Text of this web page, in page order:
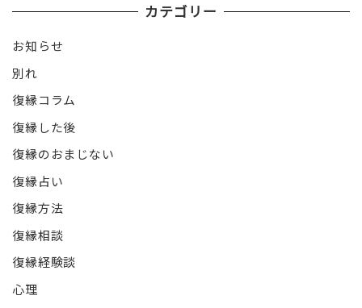
カテゴリー
お知らせ
別れ
復縁コラム
復縁した後
復縁のおまじない
復縁占い
復縁方法
復縁相談
復縁経験談
心理